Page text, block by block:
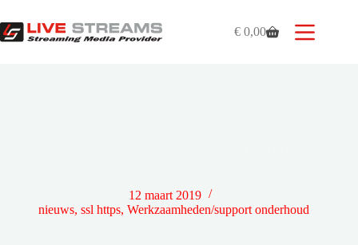
naar
de
Winkelwagen
€ 0,00
12 maart 2019
nieuws, ssl https, Werkzaamheden/support onderhoud